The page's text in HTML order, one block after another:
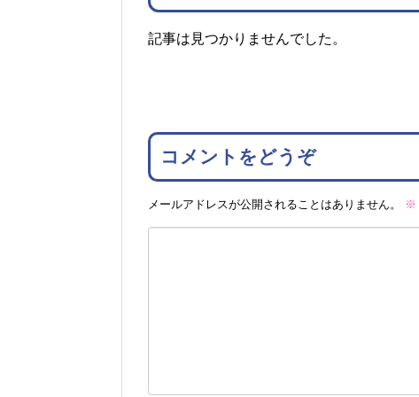
記事は見つかりませんでした。
コメントをどうぞ
メールアドレスが公開されることはありません。 ※